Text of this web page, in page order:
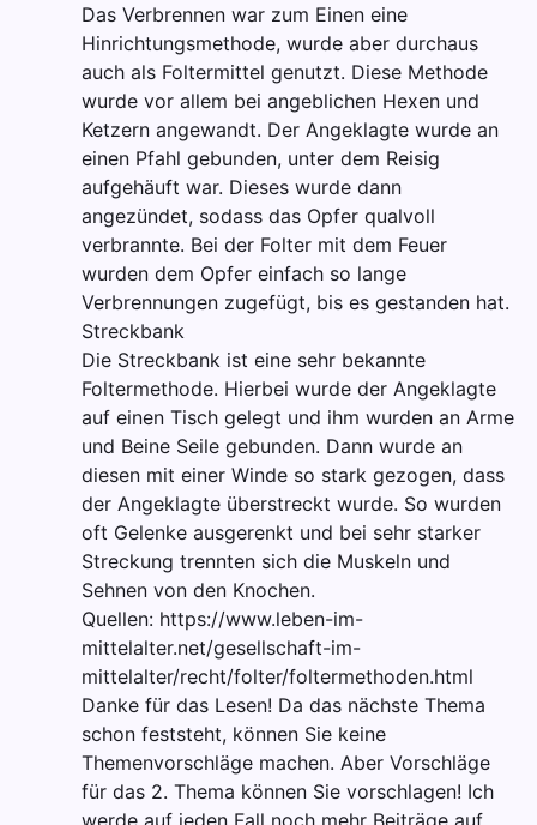
Das Verbrennen war zum Einen eine
Hinrichtungsmethode, wurde aber durchaus
auch als Foltermittel genutzt. Diese Methode
wurde vor allem bei angeblichen Hexen und
Ketzern angewandt. Der Angeklagte wurde an
einen Pfahl gebunden, unter dem Reisig
aufgehäuft war. Dieses wurde dann
angezündet, sodass das Opfer qualvoll
verbrannte. Bei der Folter mit dem Feuer
wurden dem Opfer einfach so lange
Verbrennungen zugefügt, bis es gestanden hat.
Streckbank
Die Streckbank ist eine sehr bekannte
Foltermethode. Hierbei wurde der Angeklagte
auf einen Tisch gelegt und ihm wurden an Arme
und Beine Seile gebunden. Dann wurde an
diesen mit einer Winde so stark gezogen, dass
der Angeklagte überstreckt wurde. So wurden
oft Gelenke ausgerenkt und bei sehr starker
Streckung trennten sich die Muskeln und
Sehnen von den Knochen.
Quellen: https://www.leben-im-
mittelalter.net/gesellschaft-im-
mittelalter/recht/folter/foltermethoden.html
Danke für das Lesen! Da das nächste Thema
schon feststeht, können Sie keine
Themenvorschläge machen. Aber Vorschläge
für das 2. Thema können Sie vorschlagen! Ich